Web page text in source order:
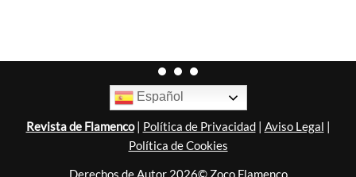
Español
Revista de Flamenco| Política de Privacidad| Aviso Legal |
Política de Cookies
Derechos de Autor 2026© Zoco Flamenco